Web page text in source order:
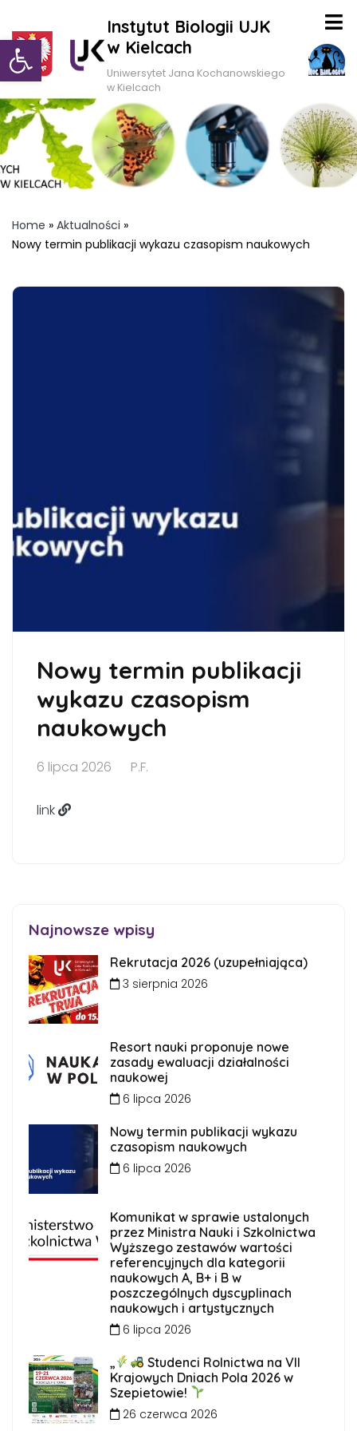
Otwórz pasek narzędzi
Instytut Biologii UJK
w Kielcach
Uniwersytet Jana Kochanowskiego
w Kielcach
Home » Aktualności »
Nowy termin publikacji wykazu czasopism naukowych
Nowy termin publikacji
wykazu czasopism
naukowych
6 lipca 2026 P.F.
link
Najnowsze wpisy
Rekrutacja 2026 (uzupełniająca)
3 sierpnia 2026
Resort nauki proponuje nowe
zasady ewaluacji działalności
naukowej
6 lipca 2026
Nowy termin publikacji wykazu
czasopism naukowych
6 lipca 2026
Komunikat w sprawie ustalonych
przez Ministra Nauki i Szkolnictwa
Wyższego zestawów wartości
referencyjnych dla kategorii
naukowych A, B+ i B w
poszczególnych dyscyplinach
naukowych i artystycznych
6 lipca 2026
„
Studenci Rolnictwa na VII
Krajowych Dniach Pola 2026 w
Szepietowie!
26 czerwca 2026